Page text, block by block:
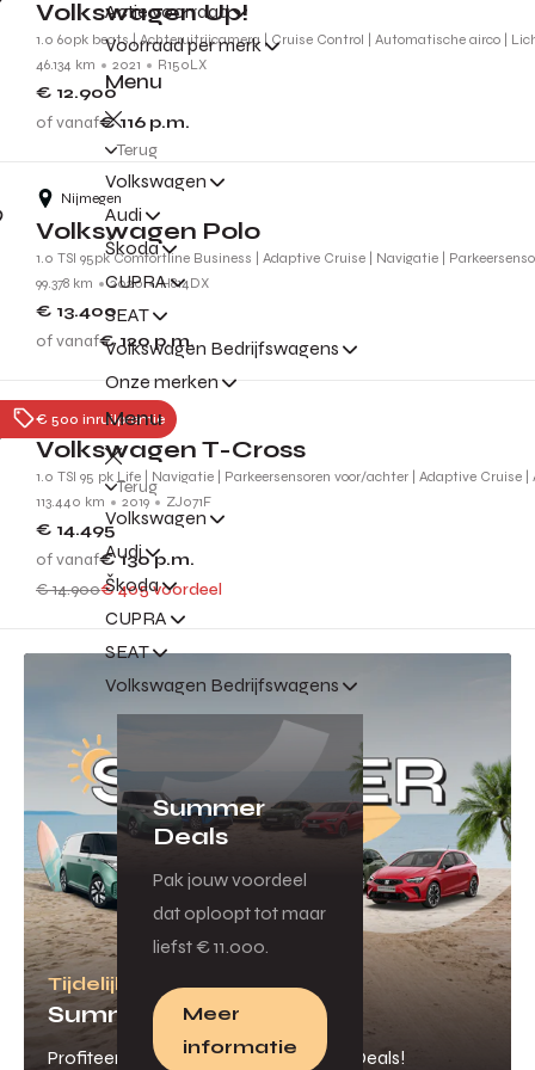
Actie voorraad
Voorraad per merk
Menu
Terug
Volkswagen
Audi
Škoda
CUPRA
SEAT
Volkswagen Bedrijfswagens
Onze merken
Menu
Terug
Volkswagen
Audi
Škoda
CUPRA
SEAT
Volkswagen Bedrijfswagens
Summer
Deals
Pak jouw voordeel
dat oploopt tot maar
liefst € 11.000.
Meer
informatie
Volkswagen Up!
1.0 60pk beats | Achteruitrijcamera | Cruise Control | Automatische airco |
46.134 km
2021 R150LX
€ 12.900
of vanaf€ 116 p.m.
Nijmegen
Volkswagen Polo
1.0 TSI 95pk Comfortline Business | Adaptive Cruise | Navigatie |
99.378 km
2020 H814DX
€ 13.400
of vanaf€ 120p.m.
€ 500 inruilpremie
Nijmegen
Volkswagen T-Cross
1.0 TSI 95 pk Life | Navigatie | Parkeersensoren voor/achter | Adaptive Cruise
113.440 km
2019 ZJ071F
€ 14.495
of vanaf€ 130p.m.
€ 14.900€ 405 voordeel
Tijdelijk veel voordeel
Summer Deals
Profiteer van onze scherpe Summer Deals!